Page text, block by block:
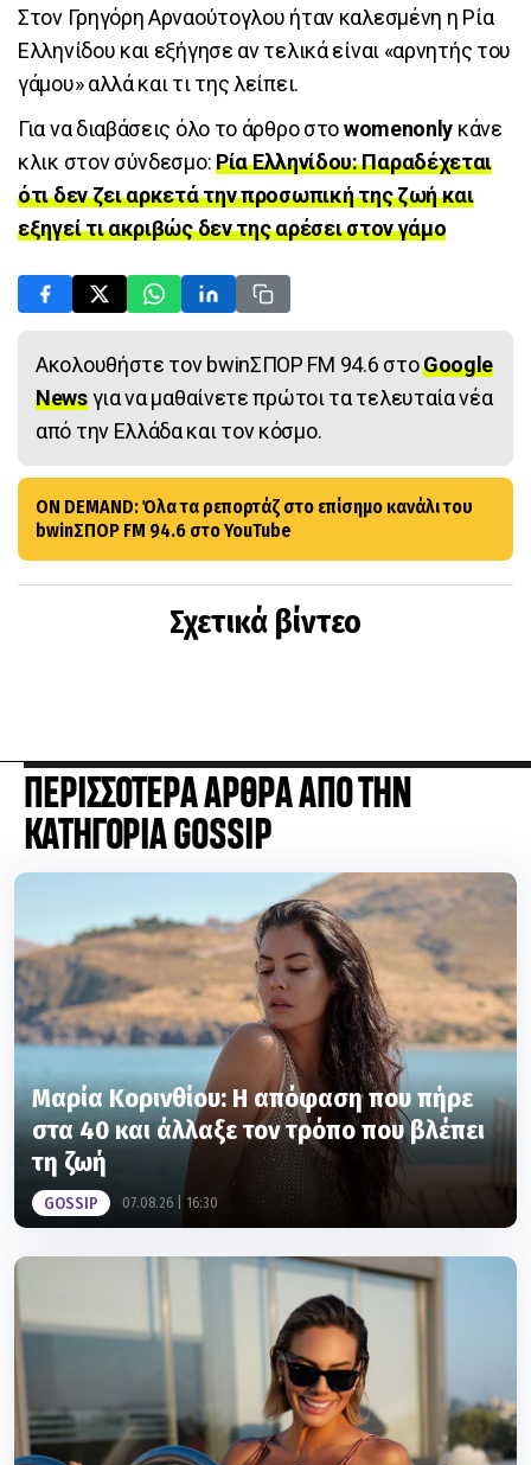
Στον Γρηγόρη Αρναούτογλου ήταν καλεσμένη η Ρία
Ελληνίδου και εξήγησε αν τελικά είναι «αρνητής του
γάμου» αλλά και τι της λείπει.
Για να διαβάσεις όλο το άρθρο στοwomenonly κάνε
κλικ στον σύνδεσμο:Ρία Ελληνίδου: Παραδέχεται
ότι δεν ζει αρκετά την προσωπική της ζωή και
εξηγεί τι ακριβώς δεν της αρέσει στον γάμο
Ακολουθήστε τον bwinΣΠΟΡ FM 94.6 στοGoogle
Newsγια να μαθαίνετε πρώτοι τα τελευταία νέα
από την Ελλάδα και τον κόσμο.
ON DEMAND: Όλα τα ρεπορτάζ στο επίσημο κανάλι του
bwinΣΠΟΡ FM 94.6 στο YouTube
Σχετικά βίντεο
ΠΕΡΙΣΣΟΤΕΡΑ ΑΡΘΡΑ ΑΠΟ ΤΗΝ
ΚΑΤΗΓΟΡΙΑ GOSSIP
Μαρία Κορινθίου: Η απόφαση που πήρε
στα 40 και άλλαξε τον τρόπο που βλέπει
τη ζωή
GOSSIP 07.08.26 | 16:30